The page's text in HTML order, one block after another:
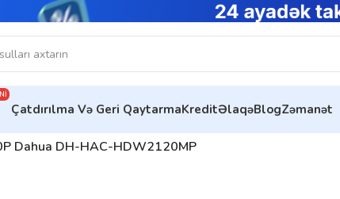
Çatdırılma Və Geri QaytarmaKreditƏlaqəBlogZəmanət
Dahua DH-HAC-HDW2120MP